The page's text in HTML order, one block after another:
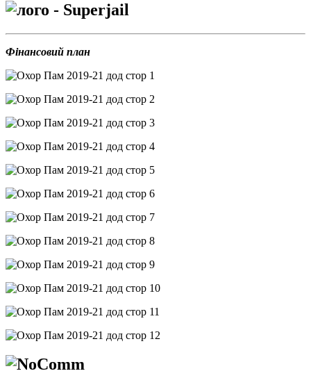
Фінансовий план